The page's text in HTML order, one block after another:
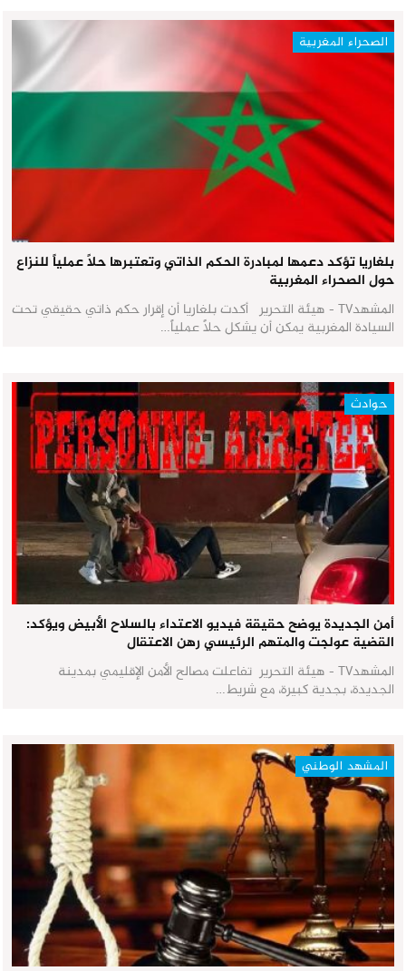
الصحراء المغربية
بلغاريا تؤكد دعمها لمبادرة الحكم الذاتي وتعتبرها حلاً عملياً للنزاع
حول الصحراء المغربية
المشهدTV - هيئة التحرير أكدت بلغاريا أن إقرار حكم ذاتي حقيقي تحت
السيادة المغربية يمكن أن يشكل حلاً عملياً…
حوادث
أمن الجديدة يوضح حقيقة فيديو الاعتداء بالسلاح الأبيض ويؤكد:
القضية عولجت والمتهم الرئيسي رهن الاعتقال
المشهدTV - هيئة التحرير تفاعلت مصالح الأمن الإقليمي بمدينة
الجديدة، بجدية كبيرة، مع شريط…
المشهد الوطني